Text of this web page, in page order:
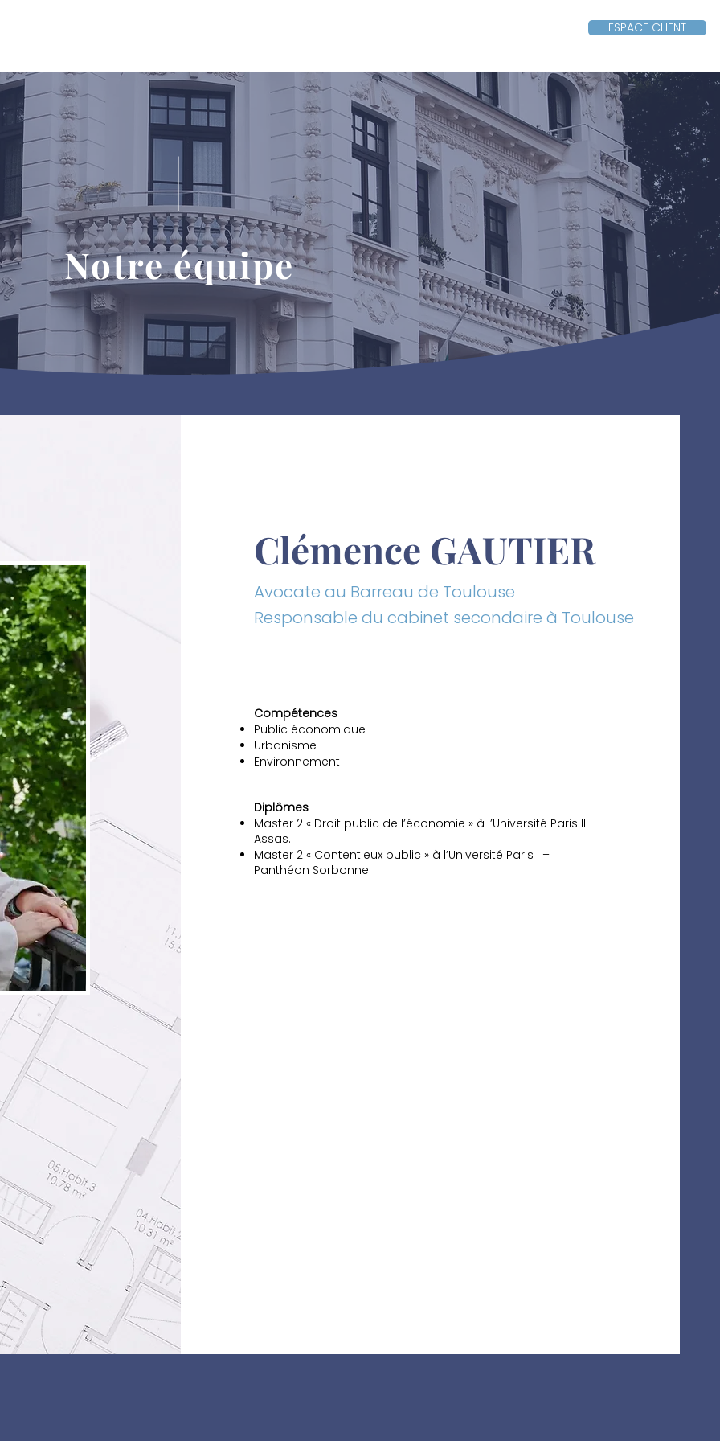
ESPACE CLIENT
Notre équipe
Clémence GAUTIER
Avocate au Barreau de Toulouse
Responsable du cabinet secondaire à Toulouse
Compétences
Public économique
Urbanisme
Environnement
Diplômes
Master 2 « Droit public de l’économie » à l’Université Paris II -
Assas.
Master 2 « Contentieux public » à l’Université Paris I –
Panthéon Sorbonne